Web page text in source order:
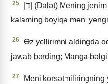
25
kalaming boyiqǝ meni
26
Ɵz yollirimni aldingda
jawab bǝrding; Manga
27
Meni